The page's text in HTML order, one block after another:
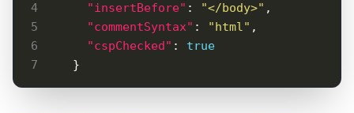
"insertBefore" : "</body>"
"commentSyntax" : "html"
"cspChecked" : true